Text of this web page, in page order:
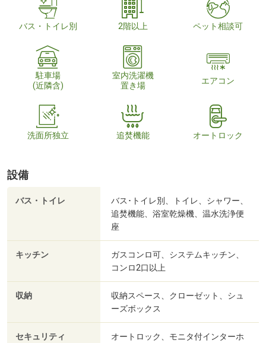
バス・トイレ別 2階以上 ペット相談可
駐車場
(近隣含)
室内洗濯機
置き場
エアコン
洗面所独立 追焚機能 オートロック
設備
バス・トイレ
バス･トイレ別、トイレ、シャワー、
追焚機能、浴室乾燥機、温水洗浄便
座
キッチン
ガスコンロ可、システムキッチン、
コンロ2口以上
収納
収納スペース、クローゼット、シュ
ーズボックス
セキュリティ
オートロック、モニタ付インターホ